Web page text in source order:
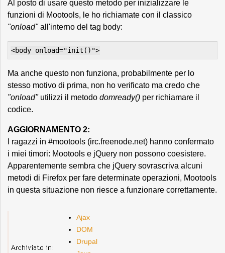
Al posto di usare questo metodo per inizializzare le
funzioni di Mootools, le ho richiamate con il classico
"onload"all'interno del tag body:
<body onload="init()">
Ma anche questo non funziona, probabilmente per lo
stesso motivo di prima, non ho verificato ma credo che
"onload"utilizzi il metodo domready() per richiamare il
codice.
AGGIORNAMENTO 2:
I ragazzi in #mootools (irc.freenode.net) hanno confermato
i miei timori: Mootools e jQuery non possono coesistere.
Apparentemente sembra che jQuery sovrascriva alcuni
metodi di Firefox per fare determinate operazioni, Mootools
in questa situazione non riesce a funzionare correttamente.
Ajax
DOM
Drupal